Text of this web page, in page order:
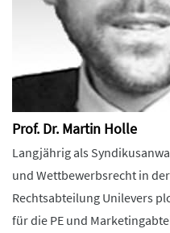
Prof. Dr. Martin Holle
Langjährig als
und Wettbewerbsrecht in
Rechtsabteilung Unilevers
für die PE und